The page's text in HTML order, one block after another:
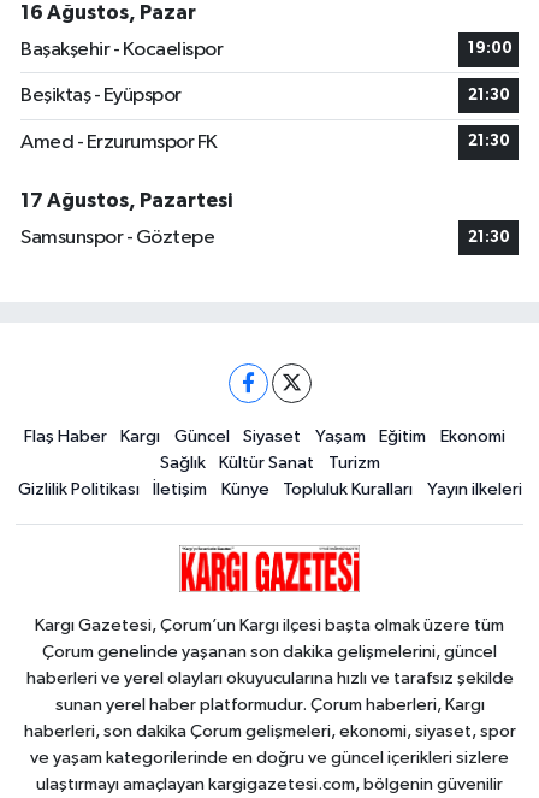
16 Ağustos, Pazar
Başakşehir - Kocaelispor
19:00
Beşiktaş - Eyüpspor 21:30
Amed - Erzurumspor FK 21:30
17 Ağustos, Pazartesi
Samsunspor - Göztepe
21:30
Flaş Haber Kargı Güncel Siyaset Yaşam Eğitim
Ekonomi
Sağlık
Kültür Sanat
Turizm
Gizlilik Politikası
İletişim Künye Topluluk Kuralları Yayın ilkeleri
Kargı Gazetesi, Çorum’un Kargı ilçesi başta olmak üzere tüm
Çorum genelinde yaşanan son dakika gelişmelerini, güncel
haberleri ve yerel olayları okuyucularına hızlı ve tarafsız şekilde
sunan yerel haber platformudur. Çorum haberleri, Kargı
haberleri, son dakika Çorum gelişmeleri, ekonomi, siyaset, spor
ve yaşam kategorilerinde en doğru ve güncel içerikleri sizlere
ulaştırmayı amaçlayan kargigazetesi.com, bölgenin güvenilir